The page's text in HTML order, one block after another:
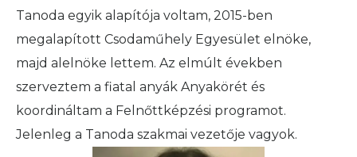
Tanoda egyik alapítója voltam, 2015-ben
megalapított Csodaműhely Egyesület elnöke,
majd alelnöke lettem. Az elmúlt években
szerveztem a fiatal anyák Anyakörét és
koordináltam a Felnőttképzési programot.
Jelenleg a Tanoda szakmai vezetője vagyok.